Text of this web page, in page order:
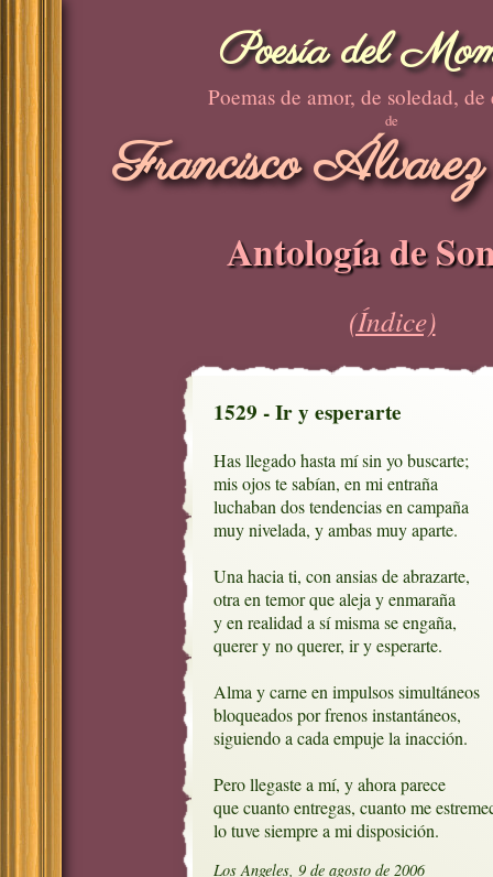
Poesía del
Poemas de amor, de soledad, de
de
Francisco
Antología de
(Índice)
1529 - Ir y esperarte
Has llegado hasta mí sin yo buscarte;
mis ojos te sabían, en mi entraña
luchaban dos tendencias en campaña
muy nivelada, y ambas muy aparte.
Una hacia ti, con ansias de abrazarte,
otra en temor que aleja y enmaraña
y en realidad a sí misma se engaña,
querer y no querer, ir y esperarte.
Alma y carne en impulsos simultáneos
bloqueados por frenos instantáneos,
siguiendo a cada empuje la inacción.
Pero llegaste a mí, y ahora parece
que cuanto entregas, cuanto me
lo tuve siempre a mi disposición.
Los Angeles, 9 de agosto de 2006